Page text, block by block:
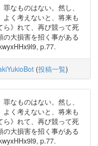
なものはない。然し、
く考えないと、将来も
ら》れて、再び競って死
大損害を招く事がある
p.77.
(投稿一覧)
なものはない。然し、
く考えないと、将来も
ら》れて、再び競って死
大損害を招く事がある
p.77.